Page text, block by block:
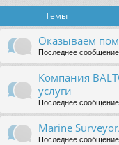
Темы
Оказываем
Последнее сообщение
Компания
услуги
Последнее сообщение
Marine
Последнее сообщение